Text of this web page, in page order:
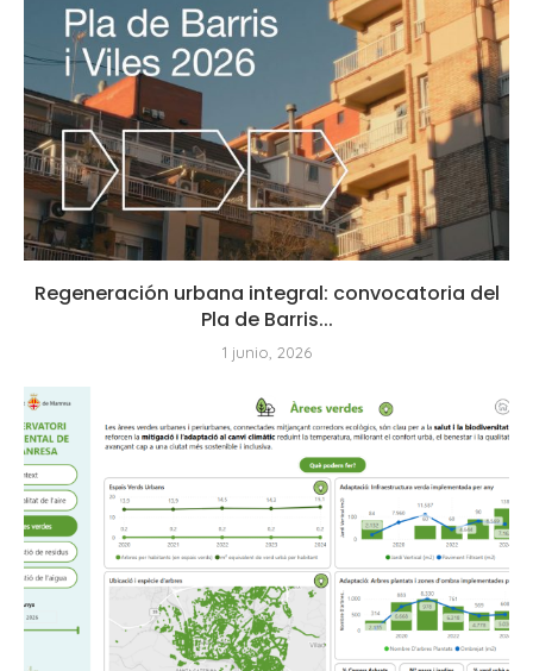
Regeneración urbana integral: convocatoria del
Pla de Barris...
1 junio, 2026